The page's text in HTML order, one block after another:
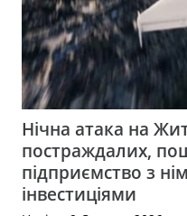
Нічна атака на
постраждалих,
підприємство з
інвестиціями